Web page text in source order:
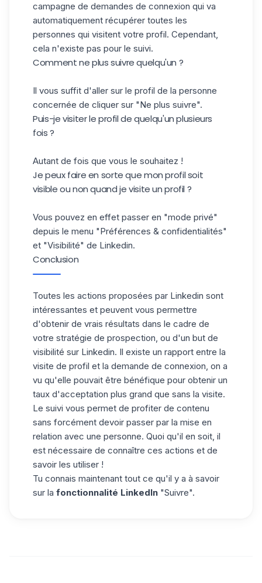
campagne de demandes de connexion qui va
automatiquement récupérer toutes les
personnes qui visitent votre profil. Cependant,
cela n'existe pas pour le suivi.
Comment ne plus suivre quelqu'un ?
Il vous suffit d'aller sur le profil de la personne
concernée de cliquer sur "Ne plus suivre".
Puis-je visiter le profil de quelqu'un plusieurs
fois ?
Autant de fois que vous le souhaitez !
Je peux faire en sorte que mon profil soit
visible ou non quand je visite un profil ?
Vous pouvez en effet passer en "mode privé"
depuis le menu "Préférences & confidentialités"
et "Visibilité" de Linkedin.
Conclusion
Toutes les actions proposées par Linkedin sont
intéressantes et peuvent vous permettre
d'obtenir de vrais résultats dans le cadre de
votre stratégie de prospection, ou d'un but de
visibilité sur Linkedin. Il existe un rapport entre la
visite de profil et la demande de connexion, on a
vu qu'elle pouvait être bénéfique pour obtenir un
taux d'acceptation plus grand que sans la visite.
Le suivi vous permet de profiter de contenu
sans forcément devoir passer par la mise en
relation avec une personne. Quoi qu'il en soit, il
est nécessaire de connaître ces actions et de
savoir les utiliser !
Tu connais maintenant tout ce qu'il y a à savoir
sur la fonctionnalité LinkedIn "Suivre".